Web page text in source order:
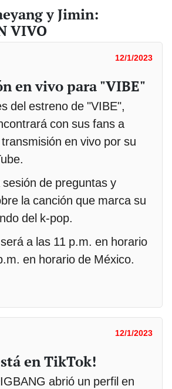
y Jimin:
VIVO
12/1/2023
en vivo para "VIBE"
del estreno de "VIBE",
con sus fans a
en vivo por su
de preguntas y
la canción que marca su
del k-pop.
a las 11 p.m. en horario
en horario de México.
12/1/2023
en TikTok!
abrió un perfil en